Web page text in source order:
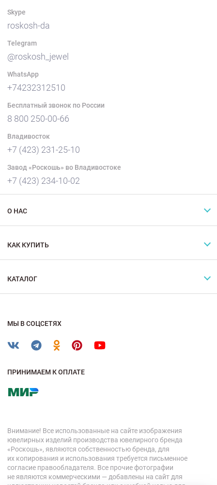
Skype
roskosh-da
Telegram
@roskosh_jewel
WhatsApp
+74232312510
Бесплатный звонок по России
8 800 250-00-66
Владивосток
+7 (423) 231-25-10
Завод «Роскошь» во Владивостоке
+7 (423) 234-10-02
О НАС
КАК КУПИТЬ
КАТАЛОГ
МЫ В СОЦСЕТЯХ
ПРИНИМАЕМ К ОПЛАТЕ
Внимание! Все использованные на сайте изображения
ювелирных изделий производства ювелирного бренда
«Роскошь», являются собственностью бренда, для
их копирования и использования требуется письменное
согласие правообладателя. Все прочие фотографии
не являются коммерческими — добавлены на сайт для